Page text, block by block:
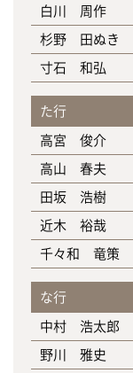
白川 周作
杉野 田ぬき
寸石 和弘
た行
高宮 俊介
高山 春夫
田坂 浩樹
近木 裕哉
千々和 竜策
な行
中村 浩太郎
野川 雅史